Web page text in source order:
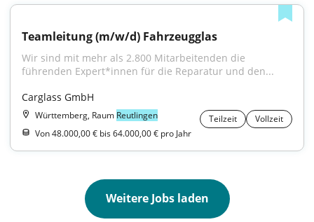
Teamleitung (m/w/d) Fahrzeugglas
Wir sind mit mehr als 2.800 Mitarbeitenden die
führenden Expert*innen für die Reparatur und den...
Carglass GmbH
Württemberg, Raum Reutlingen Teilzeit
Vollzeit
Von 48.000,00 € bis 64.000,00 € pro Jahr
Weitere Jobs laden